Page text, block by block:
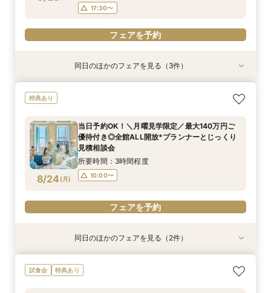
17:30〜
フェアを予約
特典あり
8/23(日)
【ドレス1着プレゼント】地上150mチャペルで叶
9:00〜
13:00〜
17:30〜
フェアを予約
特典あり
8/23(日)
【2名～少人数婚】大阪駅直結*貸切空間で叶え
9:00〜
13:00〜
17:30〜
フェアを予約
特典あり
8/23(日)
【料理重視*必見】料理ランクUP優待*140万特
9:00〜
13:00〜
17:30〜
フェアを予約
同日のほかのフェアを見る（3件）
特典あり
8/24 (月)
当日予約OK！＼月曜見学限定／最大140万円ご
優待付き◎全館ALL開放*プランナーとじっくり
見積相談会
所要時間：3時間程度
10:00〜
フェアを予約
【初めてでも安心】地上150m*天空チャペル×デ
ザート試食*相談会
特典あり
＼地上150mからの絶景＆演出まるごと体験／貸
切空間*全館ALL見学×パティシエ特製デザート
同日のほかのフェアを見る（2件）
試食会 特典あり